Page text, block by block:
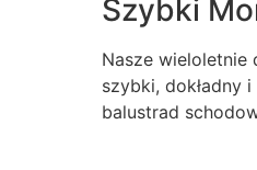
Szybki
Nasze wieloletnie
szybki, dokładny
balustrad